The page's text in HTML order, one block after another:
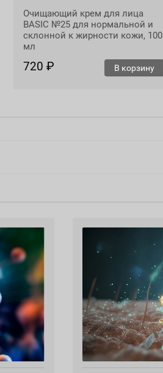
Очищающий крем для лица
BASIC №25 для нормальной и
склонной к жирности кожи, 100
мл
720 ₽ В корзину